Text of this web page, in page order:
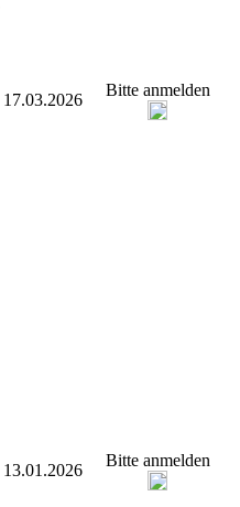
17.03.2026
Bitte anmelden
13.01.2026
Bitte anmelden